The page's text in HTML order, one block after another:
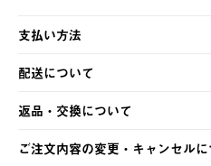
支払い方法
以下のいずれかの方法でお支払い
・クレジットカード決済
・コンビニ決済
・Pay-easy決済
配送について
【発送スケジュール】
ご注文・ご入金完了より2営業日
土日祝の発送はございませんの
の発送となる場合がございます。
返品・交換について
※お客様都合の場合
ご注文内容の変更・キャンセルに